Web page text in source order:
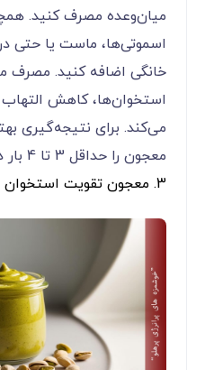
میان‌وعده مصرف کنید.
اسموتی‌ها، ماست یا حتی
خانگی اضافه کنید. مصرف
استخوان‌ها، کاهش
می‌کند. برای نتیجه‌گیری
معجون را حداقل 3 تا 4 بار در هفته مصرف کنید.
3. معجون تقویت استخوان شیره انگور و پسته